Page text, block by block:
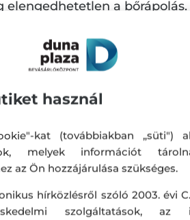
elengedhetetlen a bőrápolás.
használ
kat (továbbiakban „süti")
melyek információt
az Ön hozzájárulása szükséges.
hírközlésről szóló 2003. évi
szolgáltatások, az